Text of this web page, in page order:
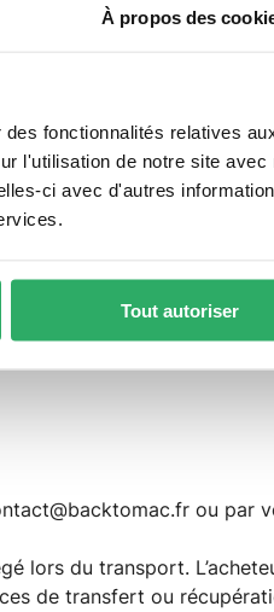
À propos des
fonctionnalités relatives
l'utilisation de notre site avec
ci avec d'autres
Tout autoriser
d’étendre les garanties
ou par
lors du transport.
de transfert ou